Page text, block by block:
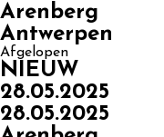
Arenberg
Antwerpen
Afgelopen
NIEUW
28.05.2025
28.05.2025